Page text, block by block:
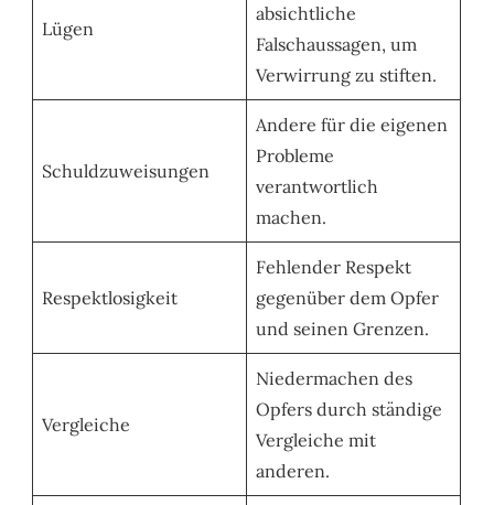
Lügen
absichtliche
Falschaussagen, um
Verwirrung zu stiften.
Schuldzuweisungen
Andere für die eigenen
Probleme
verantwortlich
machen.
Respektlosigkeit
Fehlender Respekt
gegenüber dem Opfer
und seinen Grenzen.
Vergleiche
Niedermachen des
Opfers durch ständige
Vergleiche mit
anderen.